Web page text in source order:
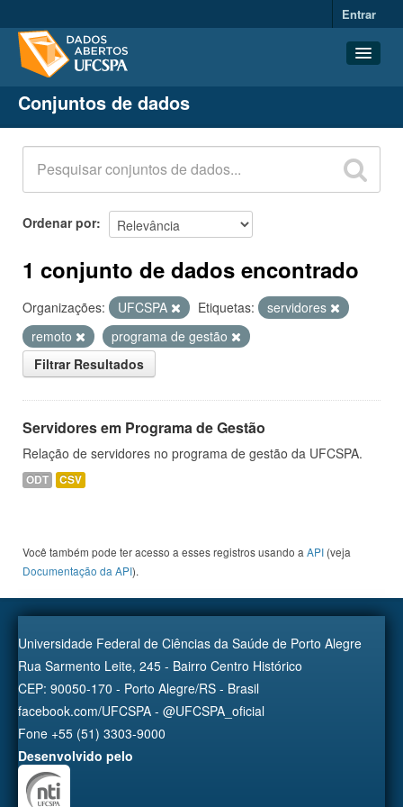
Entrar
Conjuntos de dados
Organizações
Grupos
Sobre
Conjuntos de dados
Ordenar por
1 conjunto de dados encontrado
Organizações: UFCSPA Etiquetas:
servidores
remoto
programa de gestão
Filtrar Resultados
Servidores em Programa de Gestão
Relação de servidores no programa de gestão da UFCSPA.
ODT CSV
Você também pode ter acesso a esses registros usando a API (veja
Documentação da API).
Universidade Federal de Ciências da Saúde de Porto Alegre
Rua Sarmento Leite, 245 - Bairro Centro Histórico
CEP: 90050-170 - Porto Alegre/RS - Brasil
facebook.com/UFCSPA - @UFCSPA_oficial
Fone +55 (51) 3303-9000
Desenvolvido pelo